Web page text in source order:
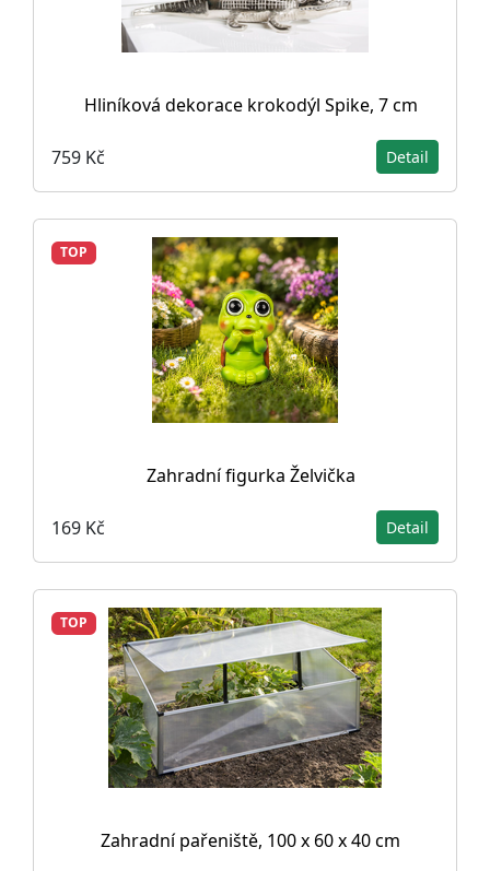
Hliníková dekorace krokodýl Spike, 7 cm
759 Kč Detail
TOP
Zahradní figurka Želvička
169 Kč Detail
TOP
Zahradní pařeniště, 100 x 60 x 40 cm